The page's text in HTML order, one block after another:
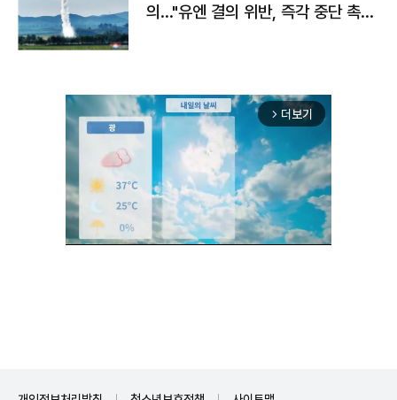
의…"유엔 결의 위반, 즉각 중단 촉
arrow_forward_ios 더보기